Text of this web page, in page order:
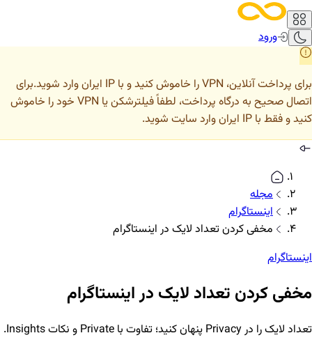
ورود
برای پرداخت آنلاین، VPN را خاموش کنید و با IP ایران وارد شوید.
برای
اتصال صحیح به درگاه پرداخت، لطفاً فیلترشکن یا VPN خود را خاموش
کنید و فقط با IP ایران وارد سایت شوید.
مجله
اینستاگرام
مخفی کردن تعداد لایک در اینستاگرام
اینستاگرام
مخفی کردن تعداد لایک در اینستاگرام
تعداد لایک را در Privacy پنهان کنید؛ تفاوت با Private و نکات Insights.